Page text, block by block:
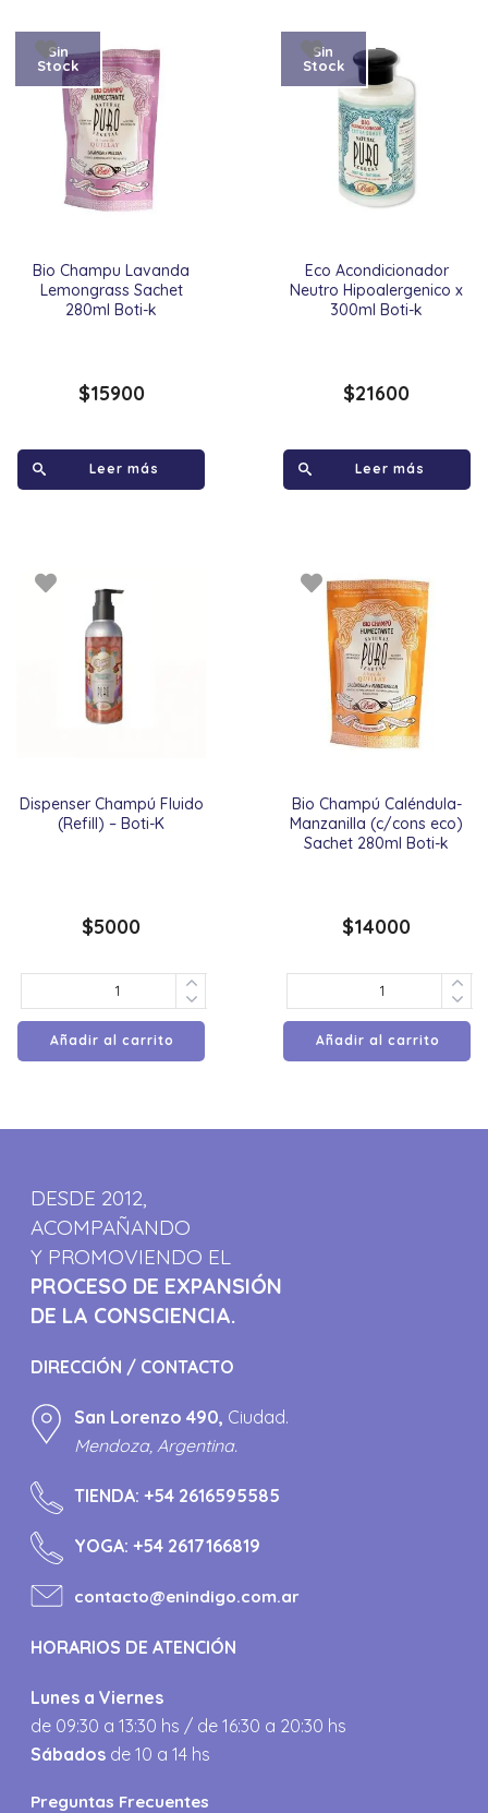
Bio Champu Lavanda
Lemongrass Sachet
280ml Boti-k
Sin
Stock
$15900
Leer más
Eco Acondicionador
Neutro Hipoalergenico x
300ml Boti-k
Sin
Stock
$21600
Leer más
Dispenser Champú Fluido
(Refill) – Boti-K
$5000
Añadir al carrito
Bio Champú Caléndula-
Manzanilla (c/cons eco)
Sachet 280ml Boti-k
$14000
Añadir al carrito
DESDE 2012,
ACOMPAÑANDO
Y PROMOVIENDO EL
PROCESO DE EXPANSIÓN
DE LA CONSCIENCIA.
DIRECCIÓN / CONTACTO
San Lorenzo 490, Ciudad.
Mendoza, Argentina.
TIENDA:+54 2616595585
YOGA:+54 2617166819
contacto@enindigo.com.ar
HORARIOS DE ATENCIÓN
Lunes a Viernes
de 09:30 a 13:30 hs / de 16:30 a 20:30 hs
Sábados de 10 a 14 hs
Preguntas Frecuentes